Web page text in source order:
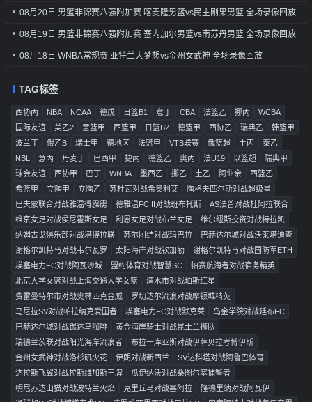
08月20日 男篮非锦赛八强附加赛 喀麦隆男篮vs民主刚果男篮 全场录像回放
08月19日 男篮非锦赛八强附加赛 塞内加尔男篮vs南苏丹男篮 全场录像回放
08月18日 WNBA常规赛 亚特兰大梦想vs金州女武神 全场录像回放
TAG标签
西协丙 NBA NCAA 德戊 日篮B1 意丁 CBA 法篮乙 挪丙
WCBA
国际友谊
美乙2 意篮甲 西篮甲 日篮B2 德篮甲 西协乙 瑞典乙
韩篮甲
波兰丁
俄乙B 瑞士甲 德地区 法篮甲 VTB联赛 俄篮超 土丙
泰乙
NBL
意丙 丹麦丁 巴西甲 捷丙 德篮乙 奥丙 法U19 以篮超
瑞典甲
球会友谊
西协甲 巴丁 WNBA 墨西乙 挪乙 土乙 阿业余
西篮乙
希篮甲
立陶甲 立陶乙 苏杜瓦对战希奥利艾
陶格夫匹尔斯对战超级星
巴夫蒙联合对战雅温得霹雳
德雅温FC II对战班布托斯
AS法普对战杜阿拉联合
维京女足对战侯尼霍斯女足
利恩女足对战布兰女足
维尔纽斯投资对战特拉凯
纳姆古戈俱乐部对战塔博拉联
苏尔团结对战玛巴拉
巴赫达尔城对战沃莱塔迪查
谢格尔凯特马对战韦尔瓦罗
太阳海岸对战钦加勒
谢格尔凯特马对战国防军ETH
埃塞电力FC对战阿瓦沙城
盟约体育对战智慧SC
帕赛航海者对战宿务精英
北京大学女篮对战上海交通大学女篮
湾水市对战珀斯红星
费雷曼特尔市对战奥林匹克金威
罗切达尔流浪对战摩顿城精英
马尼拉SV对战帕拉纳克爱国者
埃塞电力FC对战默克莱
乌金学院对战廷布FC
巴赫达尔城对战锡达马咖啡
黄金海岸骑士对战昆士兰狮队
瑞德兰茨联对战阳光海岸流浪者
布拉干库亚斯对战伊萨贝拉考博伊斯
金州女武神对战洛杉矶火花
伊朗对战新西兰
SV达科塔对战阿鲁巴体育
达拉斯飞翼对战拉斯维加斯王牌
瓜伊纳沃对战桑图尔塞捕蟹者
明尼苏达山猫对战波特兰火焰
克里丘马对战塞阿拉
隆德里纳对战阿瓦伊